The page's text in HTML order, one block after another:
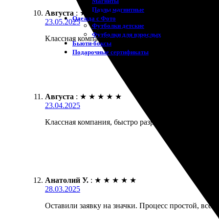
Пазлы магнитные
Одежда с Фото
Футболки детские
Футболки для взрослых
Бьюти-боксы
Подарочные сертификаты
Августа : ★ ★ ★ ★ ★
23.05.2025
Классная компания, очень довольна качеством
Августа : ★ ★ ★ ★ ★
23.04.2025
Классная компания, быстро разработали значки
Анатолий У. : ★ ★ ★ ★ ★
28.03.2025
Оставили заявку на значки. Процесс простой, всё